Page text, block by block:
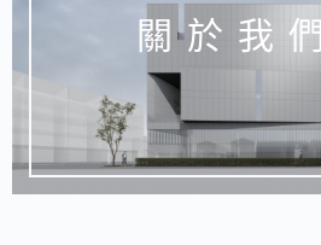
關於我們